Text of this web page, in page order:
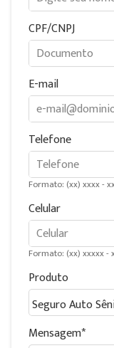
CPF/CNPJ
E-mail
Telefone
Formato: (xx) xxxx -
Celular
Formato: (xx) xxxxx -
Produto
Mensagem